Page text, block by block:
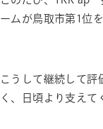
ームが鳥取市第1位
こうして継続して評
く、日頃より支えて